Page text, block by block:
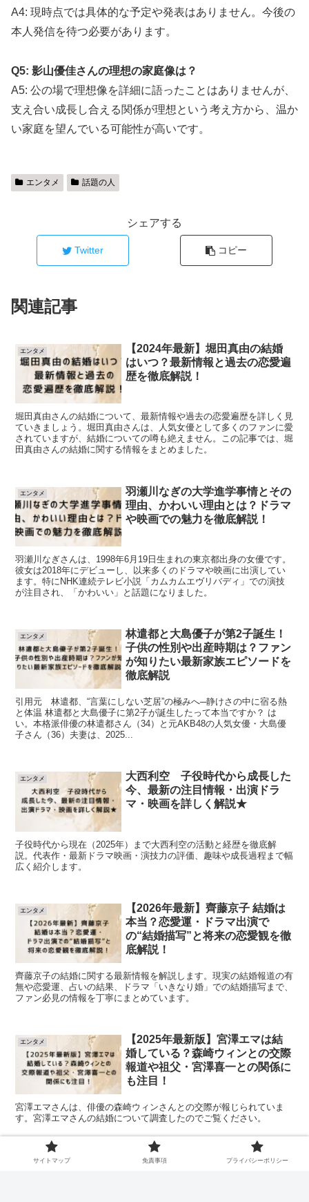
A4: 現時点では具体的な予定や発表はありません。今後の
本人発信を待つ必要があります。
Q5: 影山優佳さんの理想の家庭像は？
A5: 公の場で理想像を詳細に語ったことはありませんが、
支え合い成長し合える関係が理想という考え方から、温か
い家庭を望んでいる可能性が高いです。
エンタメ 話題の人
シェアする
Twitter コピー
関連記事
エンタメ
【2024年最新】堀田真由の結婚
はいつ？最新情報と過去の恋愛遍
歴を徹底解説！
堀田真由さんの結婚について、最新情報や過去の恋愛遍歴を詳しく見
ていきましょう。堀田真由さんは、人気女優として多くのファンに愛
されていますが、結婚についての噂も絶えません。この記事では、堀
田真由さんの結婚に関する情報をまとめました。
エンタメ
羽瀬川なぎの大学進学事情とその
理由、かわいい理由とは？ドラマ
や映画での魅力を徹底解説！
羽瀬川なぎさんは、1998年6月19日生まれの東京都出身の女優です。
彼女は2018年にデビューし、以来多くのドラマや映画に出演してい
ます。特にNHK連続テレビ小説「カムカムエヴリバディ」での演技
が注目され、「かわいい」と話題になりました。
エンタメ
林遣都と大島優子が第2子誕生！
子供の性別や出産時期は？ファン
が知りたい最新家族エピソードを
徹底解説
引用元 林遣都、“言葉にしない芝居”の極みへ─静けさの中に宿る熱
と体温 林遣都と大島優子に第2子が誕生したって本当ですか？ は
い。本格派俳優の林遣都さん（34）と元AKB48の人気女優・大島優
子さん（36）夫妻は、2025...
エンタメ
大西利空 子役時代から成長した
今、最新の注目情報・出演ドラ
マ・映画を詳しく解説★
子役時代から現在（2025年）まで大西利空の活動と経歴を徹底解
説。代表作・最新ドラマ映画・演技力の評価、趣味や成長過程まで幅
広く紹介します。
エンタメ
【2026年最新】齊藤京子 結婚は
本当？恋愛運・ドラマ出演で
の“結婚描写”と将来の恋愛観を徹
底解説！
齊藤京子の結婚に関する最新情報を解説します。現実の結婚報道の有
無や恋愛運、占いの結果、ドラマ「いきなり婚」での結婚描写まで、
ファン必見の情報を丁寧にまとめています。
エンタメ
【2025年最新版】宮澤エマは結
婚している？森崎ウィンとの交際
報道や祖父・宮澤喜一との関係に
も注目！
宮澤エマさんは、俳優の森崎ウィンさんとの交際が報じられていま
す。宮澤エマさんの結婚について調査したのでご覧ください。
サイトマップ 免責事項 プライバシーポリシー